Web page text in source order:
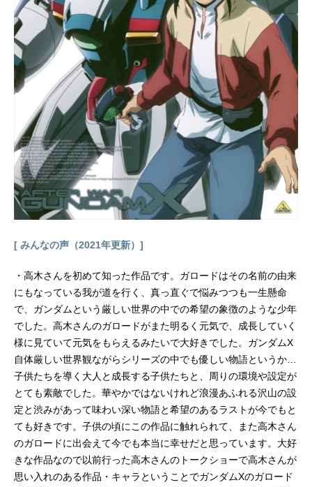
村億泰：高木渉岸辺露伴：櫻井孝宏
空条承太郎：小野大輔吉良吉影：森
川智之山岸由花子：能登麻美子杉本
鈴美：原紗友里東方朋子：豊口めぐ
み 伊藤静ナレーション：大川透ス
タッフ原作：荒木飛呂彦（集英社ジ
ャンプ・コミックス刊）ディレクタ
ー：津田尚克シリーズディレクタ
ー：加藤敏幸シリーズ構成：小林靖
子キャラクターデザイン：西位輝実
スタンドデザイン・アクション作画
監督：三室健太サブキャラクターデ
ザイン：石本峻一プロップデザイ
ン：宝谷幸稔 ...
[ みんなの声（2021年更新）]
・高木さんを初めて知った作品です。ガロードはその名前の由来
にもなっている我が道を行く、真っ直ぐで悩みつつも一生懸命
で、ガンダムという厳しい世界の中での希望の象徴のような少年
でした。高木さんのガロードがまた明るく元気で、成長していく
様に見ていて元気をもらえるみたいで大好きでした。ガンダムX
自体厳しい世界観ながらシリーズの中でも優しい物語というか…
子供たちを導く大人と成長する子供たちと、周りの環境や設定が
とても素敵でした。華やかではないけれど浪漫あふれる沢山の設
定と渋みがあって味わい深い物語と希望のあるラストが今でもと
ても好きです。子供の頃にこの作品に触れられて、また高木さん
のガロードに出会えて今でも本当に幸せだと思っています。大好
きな作品なので以前行った高木さんのトークショーで高木さんが
思い入れのある作品・キャラということでガンダムXのガロード